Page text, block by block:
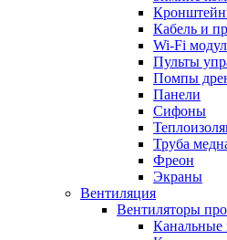
Кабель и
Wi-Fi
Пульты
Помпы
Панели
Сифоны
Труба
Фреон
Экраны
Вентиляция
Вентиляторы
Канальные